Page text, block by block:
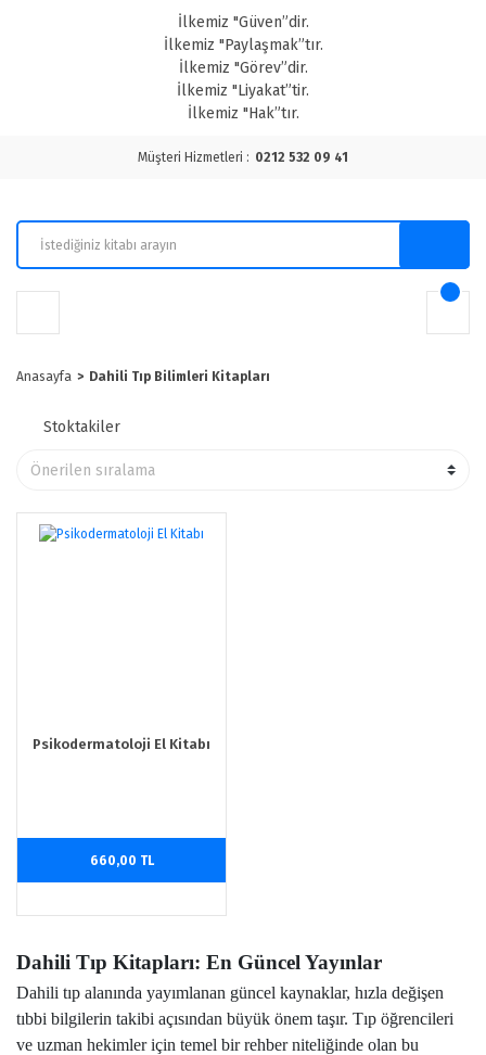
İlkemiz "Güven”dir.
İlkemiz "Paylaşmak”tır.
İlkemiz "Görev”dir.
İlkemiz "Liyakat”tir.
İlkemiz "Hak”tır.
Müşteri Hizmetleri : 0212 532 09 41
Anasayfa Dahili Tıp Bilimleri Kitapları
Stoktakiler
Psikodermatoloji El Kitabı
660,00 TL
Dahili Tıp Kitapları: En Güncel Yayınlar
Dahili tıp alanında yayımlanan güncel kaynaklar, hızla değişen
tıbbi bilgilerin takibi açısından büyük önem taşır. Tıp öğrencileri
ve uzman hekimler için temel bir rehber niteliğinde olan bu